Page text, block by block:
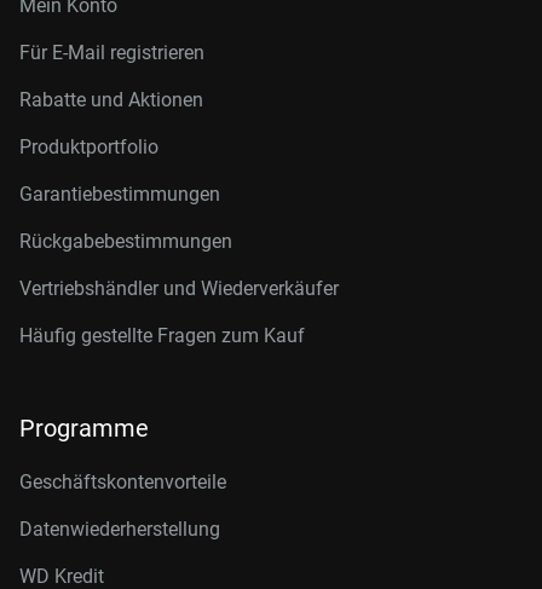
Mein Konto
Für E-Mail registrieren
Rabatte und Aktionen
Produktportfolio
Garantiebestimmungen
Rückgabebestimmungen
Vertriebshändler und Wiederverkäufer
Häufig gestellte Fragen zum Kauf
Programme
Geschäftskontenvorteile
Datenwiederherstellung
WD Kredit